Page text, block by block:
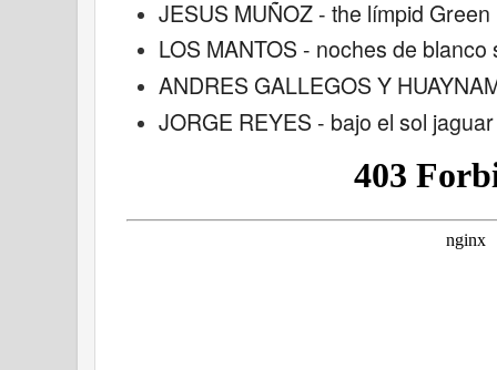
JESUS MUÑOZ - the límpid
LOS MANTOS - noches de
ANDRES GALLEGOS Y
JORGE REYES - bajo el sol